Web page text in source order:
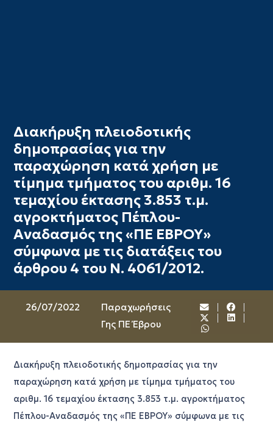
Διακήρυξη πλειοδοτικής
δημοπρασίας για την
παραχώρηση κατά χρήση με
τίμημα τμήματος του αριθμ. 16
τεμαχίου έκτασης 3.853 τ.μ.
αγροκτήματος Πέπλου-
Αναδασμός της «ΠΕ ΕΒΡΟΥ»
σύμφωνα με τις διατάξεις του
άρθρου 4 του Ν. 4061/2012.
26/07/2022
Παραχωρήσεις
Γης ΠΕ Έβρου
Διακήρυξη πλειοδοτικής δημοπρασίας για την
παραχώρηση κατά χρήση με τίμημα τμήματος του
αριθμ. 16 τεμαχίου έκτασης 3.853 τ.μ. αγροκτήματος
Πέπλου-Αναδασμός της «ΠΕ ΕΒΡΟΥ» σύμφωνα με τις